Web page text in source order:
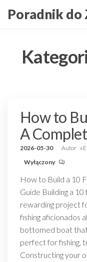
doPoradnik do
How to
A
2026-05-30 Autor
Wyłączony
How to Build a 10
Guide Building a
rewarding project
fishing aficionados
bottomed boat that
perfect for fishing,
Constructing your